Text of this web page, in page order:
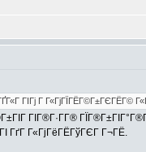
ГІГј Г Г«ГјГЇГЁГ©Г±ГЄГЁГ©
ГІГ®Г·Г­Г®
ГґГ Г«ГјГёГЁГўГЄГ Г¬ГЁ.